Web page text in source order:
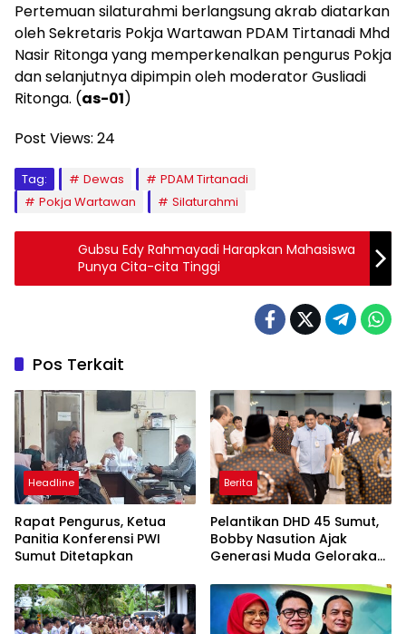
Pertemuan silaturahmi berlangsung akrab diatarkan
oleh Sekretaris Pokja Wartawan PDAM Tirtanadi Mhd
Nasir Ritonga yang memperkenalkan pengurus Pokja
dan selanjutnya dipimpin oleh moderator Gusliadi
Ritonga. (as-01)
Post Views: 24
Tag: Dewas
PDAM Tirtanadi
Pokja Wartawan
Silaturahmi
Gubsu Edy Rahmayadi Harapkan Mahasiswa
Punya Cita-cita Tinggi
Pos Terkait
Headline
Rapat Pengurus, Ketua
Panitia Konferensi PWI
Sumut Ditetapkan
Berita
Pelantikan DHD 45 Sumut,
Bobby Nasution Ajak
Generasi Muda Gelorakan